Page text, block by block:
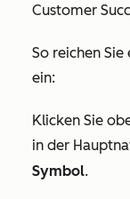
Customer
So reichen
ein:
Klicken Sie
in der
Symbol.